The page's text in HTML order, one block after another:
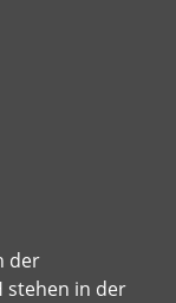
der
stehen in der